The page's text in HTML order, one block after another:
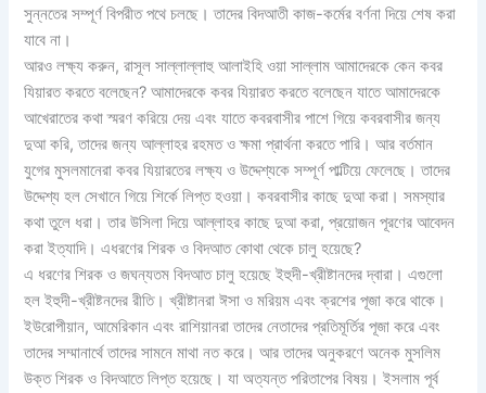
সুন্নতের সম্পূর্ণ বিপরীত পথে চলছে। তাদের বিদআতী কাজ-কর্মের বর্ণনা দিয়ে শেষ করা
যাবে না।
আরও লক্ষ্য করুন, রাসূল সাল্লাল্লাহু আলাইহি ওয়া সাল্লাম আমাদেরকে কেন কবর
যিয়ারত করতে বলেছেন? আমাদেরকে কবর যিয়ারত করতে বলেছেন যাতে আমাদেরকে
আখেরাতের কথা স্মরণ করিয়ে দেয় এবং যাতে কবরবাসীর পাশে গিয়ে কবরবাসীর জন্য
দুআ করি, তাদের জন্য আল্লাহর রহমত ও ক্ষমা প্রার্থনা করতে পারি। আর বর্তমান
যুগের মুসলমানেরা কবর যিয়ারতের লক্ষ্য ও উদ্দেশ্যকে সম্পূর্ণ পাল্টিয়ে ফেলেছে। তাদের
উদ্দেশ্য হল সেখানে গিয়ে শির্কে লিপ্ত হওয়া। কবরবাসীর কাছে দুআ করা। সমস্যার
কথা তুলে ধরা। তার উসিলা দিয়ে আল্লাহর কাছে দুআ করা, প্রয়োজন পূরণের আবেদন
করা ইত্যাদি। এধরণের শিরক ও বিদআত কোথা থেকে চালু হয়েছে?
এ ধরণের শিরক ও জঘন্যতম বিদআত চালু হয়েছে ইহুদী-খ্রীষ্টানদের দ্বারা। এগুলো
হল ইহুদী-খ্রীষ্টনদের রীতি। খ্রীষ্টানরা ঈসা ও মরিয়ম এবং ক্রশের পূজা করে থাকে।
ইউরোপীয়ান, আমেরিকান এবং রাশিয়ানরা তাদের নেতাদের প্রতিমূর্তির পূজা করে এবং
তাদের সম্মানার্থে তাদের সামনে মাথা নত করে। আর তাদের অনুকরণে অনেক মুসলিম
উক্ত শিরক ও বিদআতে লিপ্ত হয়েছে। যা অত্যন্ত পরিতাপের বিষয়। ইসলাম পূর্ব